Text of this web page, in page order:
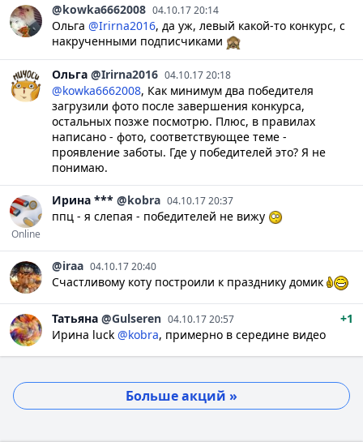
@kowka6662008 04.10.17 20:14
Ольга @Irirna2016, да уж, левый какой-то конкурс, с
накрученными подписчиками
Ольга @Irirna2016 04.10.17 20:18
@kowka6662008, Как минимум два победителя
загрузили фото после завершения конкурса,
остальных позже посмотрю. Плюс, в правилах
написано - фото, соответствующее теме -
проявление заботы. Где у победителей это? Я не
понимаю.
Online
Ирина *** @kobra 04.10.17 20:37
ппц - я слепая - победителей не вижу
@iraa 04.10.17 20:40
Счастливому коту построили к празднику домик
Татьяна @Gulseren 04.10.17 20:57
+1
Ирина luck @kobra, примерно в середине видео
Больше акций »